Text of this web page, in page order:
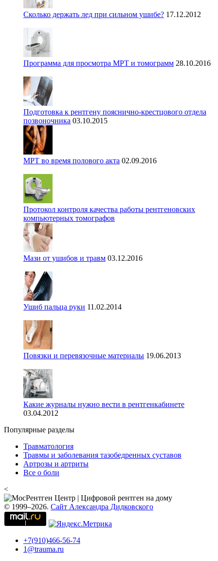
Сколько держать лед при сильном ушибе? 17.12.2012
Программа для просмотра МРТ и томограмм 28.10.2016
Подготовка к рентгену пояснично-крестцового отдела
позвоночника 03.10.2015
МРТ во время полового акта 02.09.2016
Протокол контроля качества работы рентгеновских
компьютерных томографов
Мази от ушибов и травм 03.12.2016
Ушиб пальца руки 11.02.2014
Повязки и перевязочные материалы 19.06.2013
Какие журналы нужно вести в рентгенкабинете
03.04.2012
Популярные разделы
Травматология
Травмы и заболевания тазобедренных суставов
Артрозы и артриты
Все о боли
<
© 1999–2026. Сайт Александра Дидковского
+7(910)466-56-74
1@trauma.ru